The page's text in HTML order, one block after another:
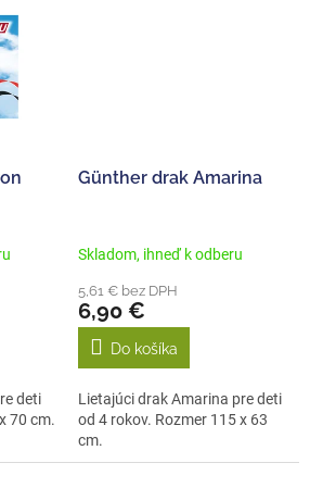
deti
70 cm.
Günther drak Amarina
Skladom, ihneď k odberu
5,61 € bez DPH
6,90 €
Do košíka
Lietajúci drak Amarina pre deti
od 4 rokov. Rozmer 115 x 63
cm.